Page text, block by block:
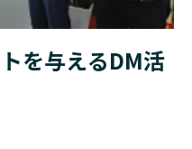
を与えるDM活